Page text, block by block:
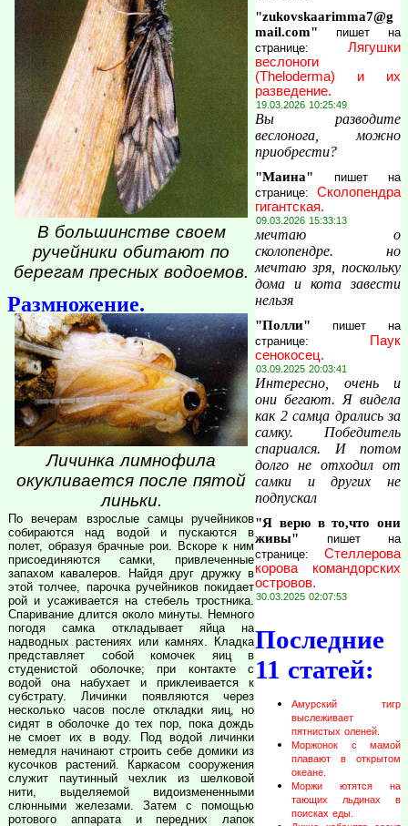
В большинстве своем
ручейники обитают по
берегам пресных водоемов.
Размножение.
Личинка лимнофила
окукливается после пятой
линьки.
По вечерам взрослые самцы ручейников
собираются над водой и пускаются в
полет, образуя брачные рои. Вскоре к ним
присоединяются самки, привлеченные
запахом кавалеров. Найдя друг дружку в
этой толчее, парочка ручейников покидает
рой и усаживается на стебель тростника.
Спаривание длится около минуты. Немного
погодя самка откладывает яйца на
надводных растениях или камнях. Кладка
представляет собой комочек яиц в
студенистой оболочке; при контакте с
водой она набухает и приклеивается к
субстрату. Личинки появляются через
несколько часов после откладки яиц, но
сидят в оболочке до тех пор, пока дождь
не смоет их в воду. Под водой личинки
немедля начинают строить себе домики из
кусочков растений. Каркасом сооружения
служит паутинный чехлик из шелковой
нити, выделяемой видоизмененными
слюнными железами. Затем с помощью
ротового аппарата и передних лапок
"zukovskaarimma7@g
mail.com" пишет на
странице: Лягушки
веслоноги
(Theloderma) и их
разведение.
19.03.2026 10:25:49
Вы разводите
веслонога, можно
приобрести?
"Маина" пишет на
странице: Сколопендра
гигантская.
09.03.2026 15:33:13
мечтаю о
сколопендре. но
мечтаю зря, поскольку
дома и кота завести
нельзя
"Полли" пишет на
странице:
Паук
сенокосец.
03.09.2025 20:03:41
Интересно, очень и
они бегают. Я видела
как 2 самца дрались за
самку. Победитель
спариался. И потом
долго не отходил от
самки и других не
подпускал
"Я верю в то,что они
живы" пишет на
странице: Стеллерова
корова командорских
островов.
30.03.2025 02:07:53
Последние
11 статей:
Амурский тигр
выслеживает
пятнистых оленей.
Моржонок с мамой
плавают в открытом
океане.
Моржи ютятся на
тающих льдинах в
поисках еды.